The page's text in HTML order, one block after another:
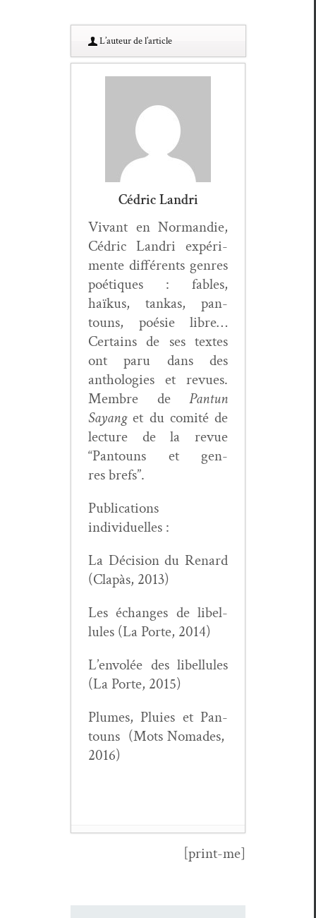
L’au­teur de l’article
Cédric Landri
Vivant en Nor­mandie,
Cédric Lan­dri expéri­
mente dif­férents gen­res
poé­tiques : fables,
haïkus, tankas, pan­
touns, poésie libre…
Cer­tains de ses textes
ont paru dans des
antholo­gies et revues.
Mem­bre de Pan­tun
Sayanget du comité de
lec­ture de la revue
“Pan­touns et gen­
res brefs”.
Pub­li­ca­tions
individuelles :
La Déci­sion du Renard
(Clapàs, 2013)
Les échanges de libel­
lules (La Porte, 2014)
L’envolée des libel­lules
(La Porte, 2015)
Plumes, Pluies et Pan­
touns (Mots Nomades,
2016)
Le pan­toun,[print-me]